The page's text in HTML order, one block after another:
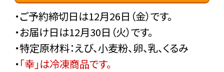
・ご予約締切日は12月26日（金）です。
・お届け日は12月30日（火）です。
・特定原材料：えび、小麦粉、卵、乳、くるみ
・「幸」は冷凍商品です。